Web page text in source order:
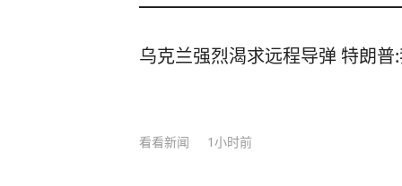
乌克兰强烈渴求远程导弹 特朗
看看新闻 1小时前